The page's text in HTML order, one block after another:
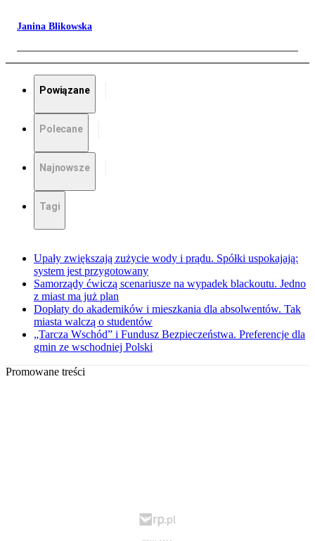
Janina Blikowska
Powiązane
Polecane
Najnowsze
Tagi
Upały zwiększają zużycie wody i prądu. Spółki uspokajają:
system jest przygotowany
Samorządy ćwiczą scenariusze na wypadek blackoutu. Jedno
z miast ma już plan
Dopłaty do akademików i mieszkania dla absolwentów. Tak
miasta walczą o studentów
„Tarcza Wschód” i Fundusz Bezpieczeństwa. Preferencje dla
gmin ze wschodniej Polski
Promowane treści